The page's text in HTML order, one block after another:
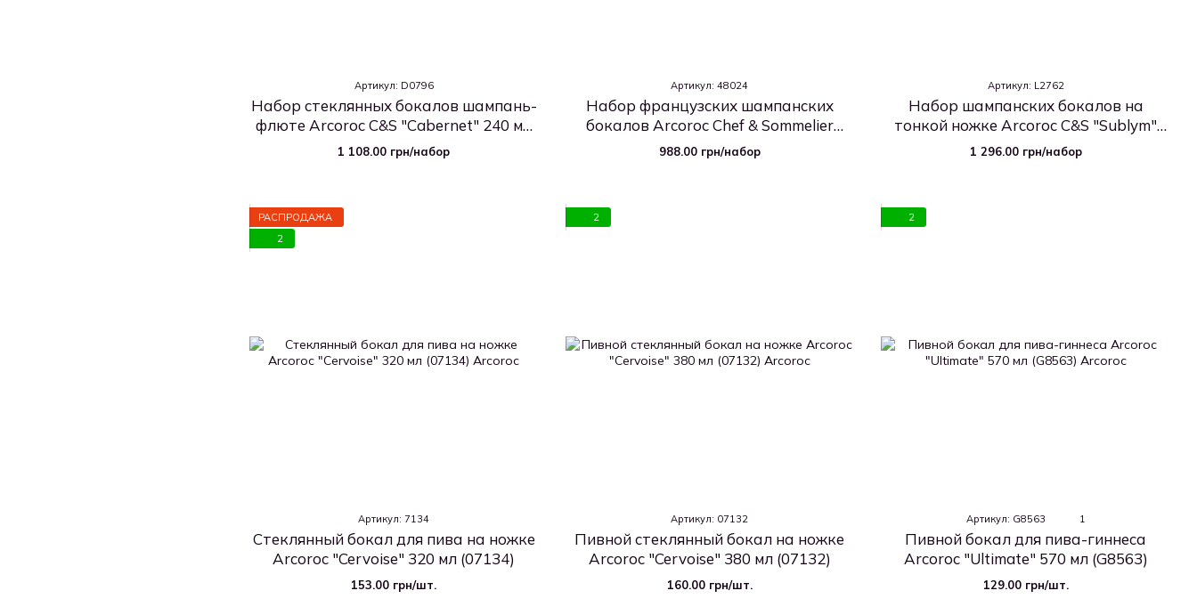
Артикул: D0796
Набор стеклянных бокалов шампань-
флюте Arcoroc C&S "Cabernet" 240 мл
(D0796)
1 108.00 грн/набор
Артикул: 48024
Набор французских шампанских
бокалов Arcoroc Chef & Sommelier
"Cabernet" 160 мл (48024)
988.00 грн/набор
Артикул: L2762
Набор шампанских бокалов на
тонкой ножке Arcoroc C&S "Sublym"
210 мл (L2762)
1 296.00 грн/набор
РАСПРОДАЖА
2
Артикул: 7134
Стеклянный бокал для пива на ножке
Arcoroc "Cervoise" 320 мл (07134)
153.00 грн/шт.
2
Артикул: 07132
Пивной стеклянный бокал на ножке
Arcoroc "Cervoise" 380 мл (07132)
160.00 грн/шт.
2
Артикул: G8563 1
Пивной бокал для пива-гиннеса
Arcoroc "Ultimate" 570 мл (G8563)
129.00 грн/шт.